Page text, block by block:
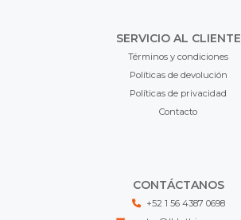
SERVICIO AL CLIENTE
Términos y condiciones
Políticas de devolución
Políticas de privacidad
Contacto
CONTÁCTANOS
+52 1 56 4387 0698